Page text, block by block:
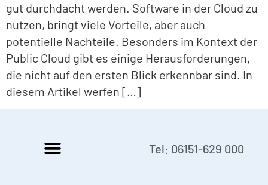
gut durchdacht werden. Software in der Cloud zu
nutzen, bringt viele Vorteile, aber auch
potentielle Nachteile. Besonders im Kontext der
Public Cloud gibt es einige Herausforderungen,
die nicht auf den ersten Blick erkennbar sind. In
diesem Artikel werfen […]
Tel: 06151-629 000